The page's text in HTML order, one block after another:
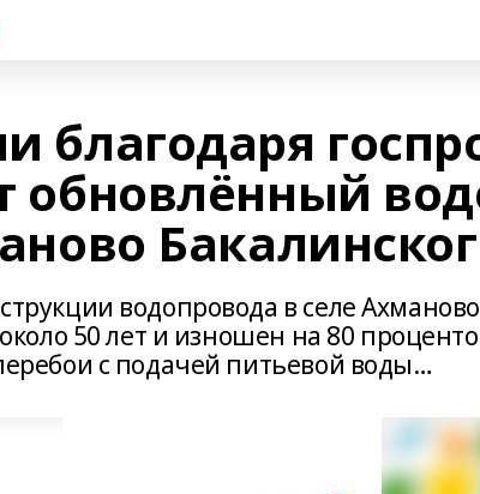
благодаря
обновлённый
водопровода в селе
50 лет и изношен на 80
с подачей питьевой воды…